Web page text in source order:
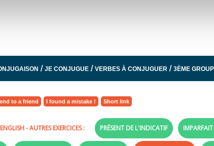
/JE CONJUGUE /VERBES À CONJUGUER /3ÈME
to a friend I found a mistake ! Short link
ENGLISH- AUTRES EXERCICES : PRÉSENT DE L'INDICATIF